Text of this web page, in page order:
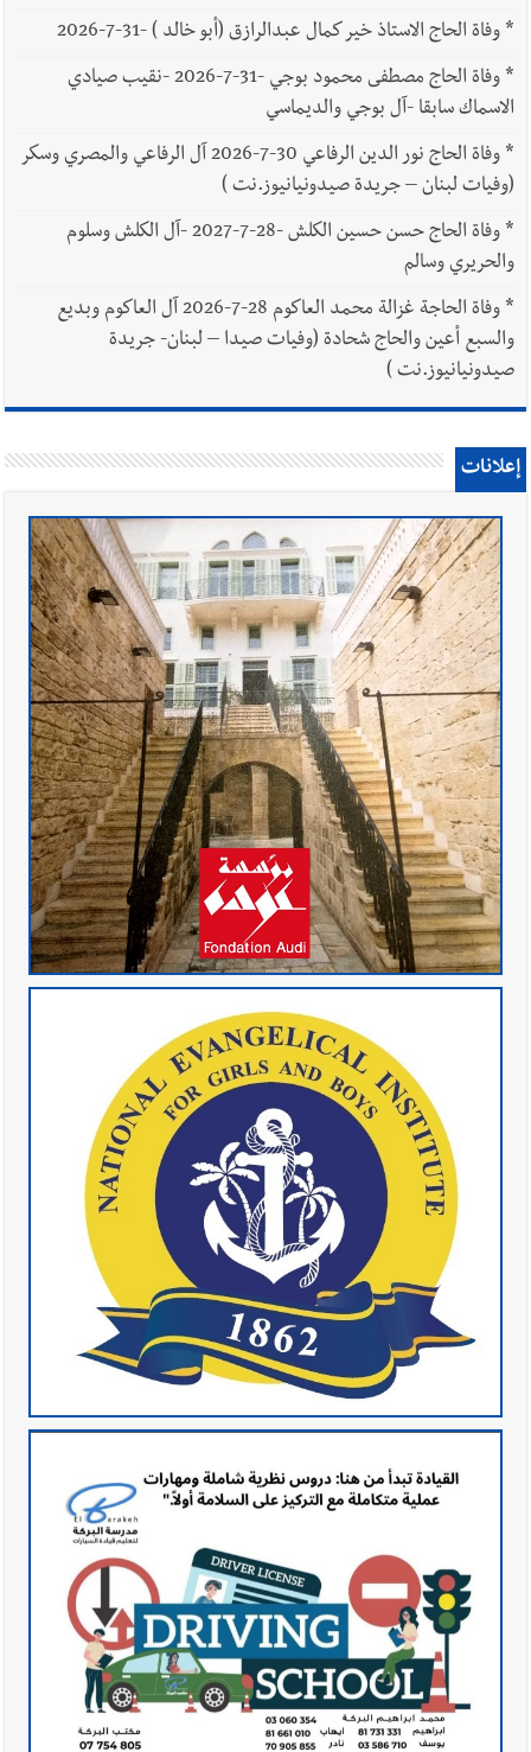
*وفاة الحاج الاستاذ خير كمال عبدالرازق (أبو خالد ) -31-7-2026
*
وفاة الحاج مصطفى محمود بوجي -31-7-2026 -نقيب صيادي
الاسماك سابقا -آل بوجي والديماسي
*
وفاة الحاج نور الدين الرفاعي 30-7-2026 آل الرفاعي والمصري وسكر
(وفيات لبنان – جريدة صيدونيانيوز.نت )
*
وفاة الحاج حسن حسين الكلش -28-7-2027 -آل الكلش وسلوم
والحريري وسالم
*
وفاة الحاجة غزالة محمد العاكوم 28-7-2026 آل العاكوم وبديع
والسبع أعين والحاج شحادة (وفيات صيدا – لبنان- جريدة
صيدونيانيوز.نت )
إعلانات